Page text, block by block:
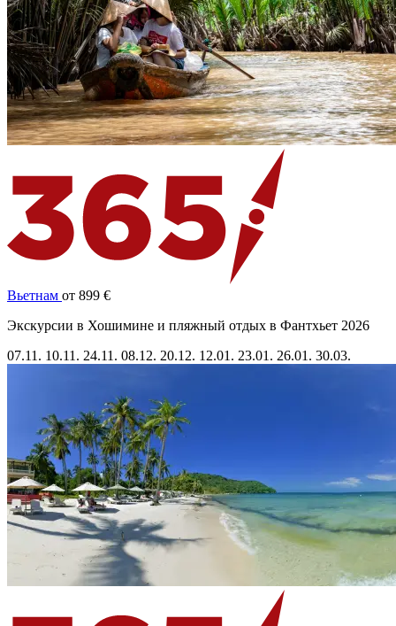
Вьетнам от 899 €
Экскурсии в Хошимине и пляжный отдых в Фантхьет 2026
07.11. 10.11. 24.11. 08.12. 20.12. 12.01. 23.01. 26.01. 30.03.